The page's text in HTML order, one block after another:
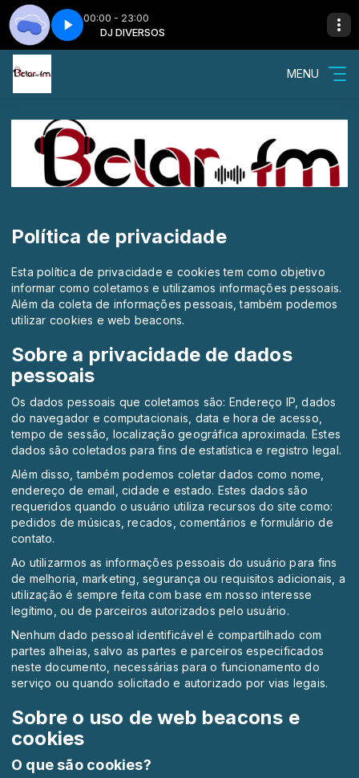
00:00 - 23:00
DJ DIVERSOS
09 Insônia - Parte 09
MENU
Política de privacidade
Esta política de privacidade e cookies tem como objetivo
informar como coletamos e utilizamos informações pessoais.
Além da coleta de informações pessoais, também podemos
utilizar cookies e web beacons.
Sobre a privacidade de dados
pessoais
Os dados pessoais que coletamos são: Endereço IP, dados
do navegador e computacionais, data e hora de acesso,
tempo de sessão, localização geográfica aproximada. Estes
dados são coletados para fins de estatística e registro legal.
Além disso, também podemos coletar dados como nome,
endereço de email, cidade e estado. Estes dados são
requeridos quando o usuário utiliza recursos do site como:
pedidos de músicas, recados, comentários e formulário de
contato.
Ao utilizarmos as informações pessoais do usuário para fins
de melhoria, marketing, segurança ou requisitos adicionais, a
utilização é sempre feita com base em nosso interesse
legítimo, ou de parceiros autorizados pelo usuário.
Nenhum dado pessoal identificável é compartilhado com
partes alheias, salvo as partes e parceiros especificados
neste documento, necessárias para o funcionamento do
serviço ou quando solicitado e autorizado por vias legais.
Sobre o uso de web beacons e
cookies
O que são cookies?